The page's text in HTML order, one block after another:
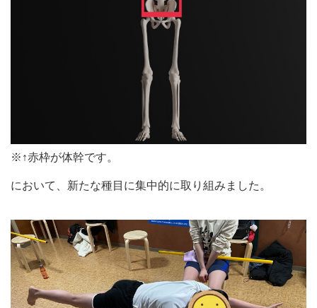
※↑赤枠が体幹です。
において、新たな種目に集中的に取り組みました。